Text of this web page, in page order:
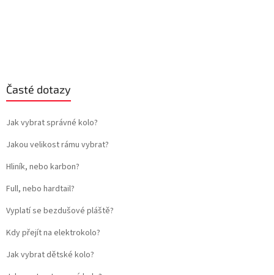
Časté dotazy
Jak vybrat správné kolo?
Jakou velikost rámu vybrat?
Hliník, nebo karbon?
Full, nebo hardtail?
Vyplatí se bezdušové pláště?
Kdy přejít na elektrokolo?
Jak vybrat dětské kolo?